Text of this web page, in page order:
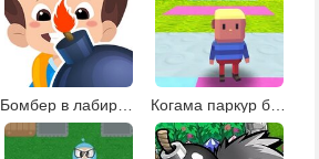
Бомбер в лабиринте Когама паркур бомбермена